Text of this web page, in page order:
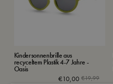
Kindersonnenbrille aus
recyceltem Plastik 4-7 Jahre -
Oasis
€19,99
€10,00